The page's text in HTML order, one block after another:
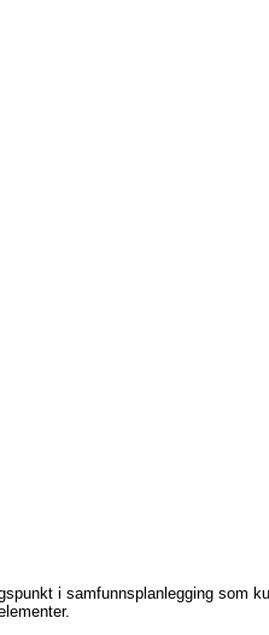
i samfunnsplanlegging som